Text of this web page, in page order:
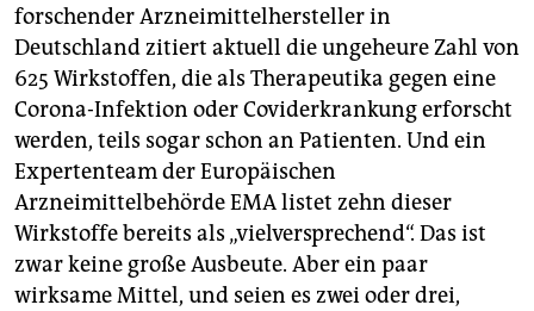
forschender Arzneimittelhersteller in
Deutschland zitiert aktuell die ungeheure Zahl von
625 Wirkstoffen, die als Therapeutika gegen eine
Corona-Infektion oder Coviderkrankung erforscht
werden, teils sogar schon an Patienten. Und ein
Expertenteam der Europäischen
Arzneimittelbehörde EMA listet zehn dieser
Wirkstoffe bereits als „vielversprechend“. Das ist
zwar keine große Ausbeute. Aber ein paar
wirksame Mittel, und seien es zwei oder drei,